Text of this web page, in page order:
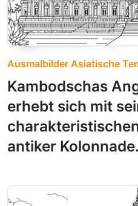
Ausmalbilder Asiatische
Kambodschas
erhebt sich mit
antiker Kolonnade.